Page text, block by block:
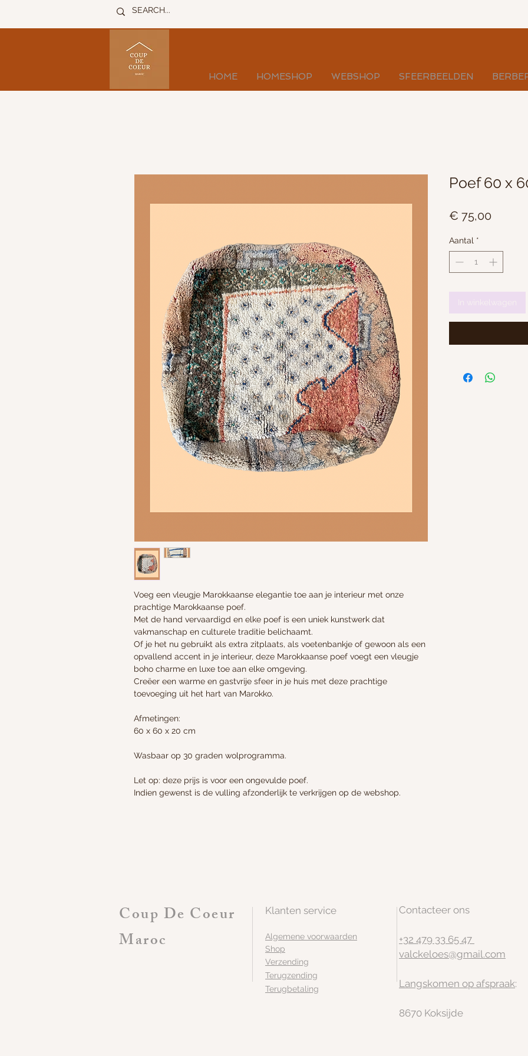
HOME HOMESHOP WEBSHOP SFEERBEELDEN
Voeg een vleugje Marokkaanse elegantie toe aan je interieur met onze
prachtige Marokkaanse poef.
Met de hand vervaardigd en elke poef is een uniek kunstwerk dat
vakmanschap en culturele traditie belichaamt.
Of je het nu gebruikt als extra zitplaats, als voetenbankje of gewoon als een
opvallend accent in je interieur, deze Marokkaanse poef voegt een vleugje
boho charme en luxe toe aan elke omgeving.
Creëer een warme en gastvrije sfeer in je huis met deze prachtige
toevoeging uit het hart van Marokko.
Afmetingen:
60 x 60 x 20 cm
Wasbaar op 30 graden wolprogramma.
Let op: deze prijs is voor een ongevulde poef.
Indien gewenst is de vulling afzonderlijk te verkrijgen op de webshop.
Poef 60 x
€ 75,00Prijs
Aantal *
Coup De Coeur
Maroc
Klanten service
Algemene voorwaarden
Shop
Verzending
Terugzending
Terugbetaling
Contacteer ons
+32 479 33 65 47
valckeloes@gmail.com
Langskomen op afspraak:
8670 Koksijde